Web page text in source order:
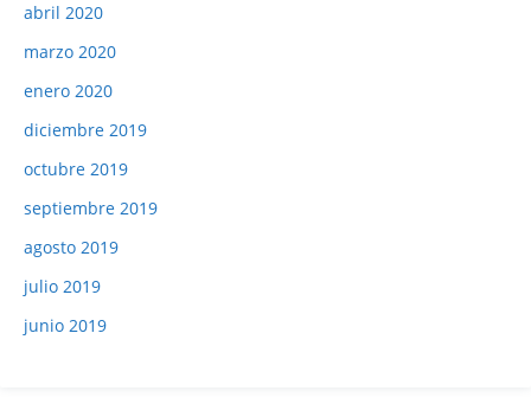
abril 2020
marzo 2020
enero 2020
diciembre 2019
octubre 2019
septiembre 2019
agosto 2019
julio 2019
junio 2019